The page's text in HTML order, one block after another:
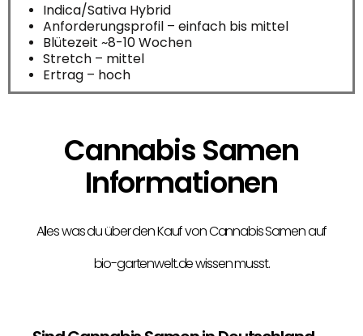
Indica/Sativa Hybrid
Anforderungsprofil – einfach bis mittel
Blütezeit ~8-10 Wochen
Stretch – mittel
Ertrag – hoch
Cannabis Samen
Informationen
Alles was du über den Kauf von Cannabis Samen auf
bio-gartenwelt.de wissen musst.